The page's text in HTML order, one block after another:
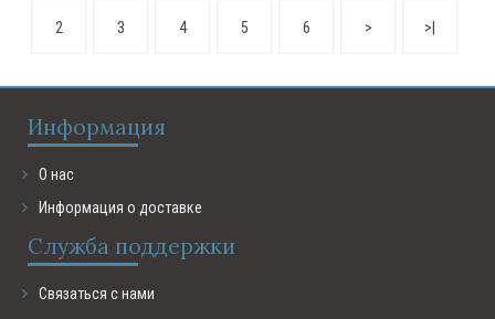
2 3 4 5 6 > >|
Информация
О нас
Информация о доставке
Служба поддержки
Связаться с нами